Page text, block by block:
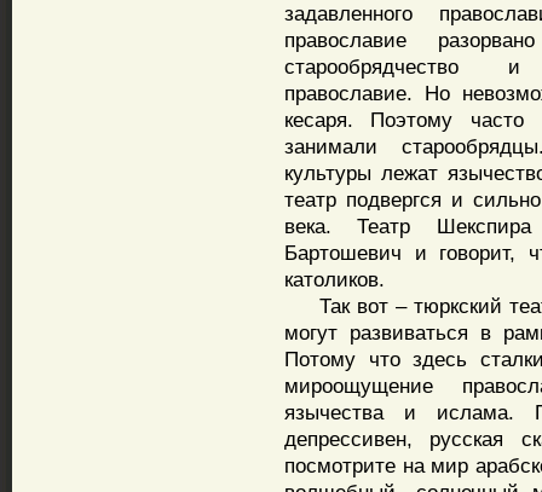
задавленного
православие
старообрядчество и
православие. Но
кесаря. Поэтому
занимали
культуры лежат
театр подвергся и
века. Театр Шекспира
Бартошевич и говорит,
католиков.
Так вот – тюркский
могут развиваться в
Потому что здесь
мироощущение
язычества и ислама.
депрессивен, русская
посмотрите на мир